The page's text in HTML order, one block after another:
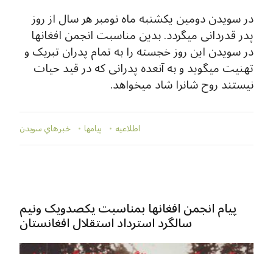
در سویدن دومین یکشنبه ماه نومبر هر سال از روز
پدر قدردانی میگردد. بدین مناسبت انجمن افغانها
در سویدن این روز خجسته را به تمام پدران تبریک و
تهنیت میگوید و به آنعده پدرانی که در قید حیات
نیستند روح شانرا شاد میخواهد.
اطلاعيه پيامها خبرهاي سويدن
پیام انجمن افغانها بمناسبت یکصدویک ونیم
سالگرد استرداد استقلال افغانستان